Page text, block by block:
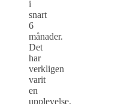
i
snart
6
månader.
Det
har
verkligen
varit
en
upplevelse.